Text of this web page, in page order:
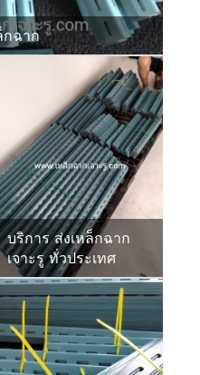
กฉาก
บริการ ส่งเหล็กฉาก
เจาะรู ทั่วประเทศ